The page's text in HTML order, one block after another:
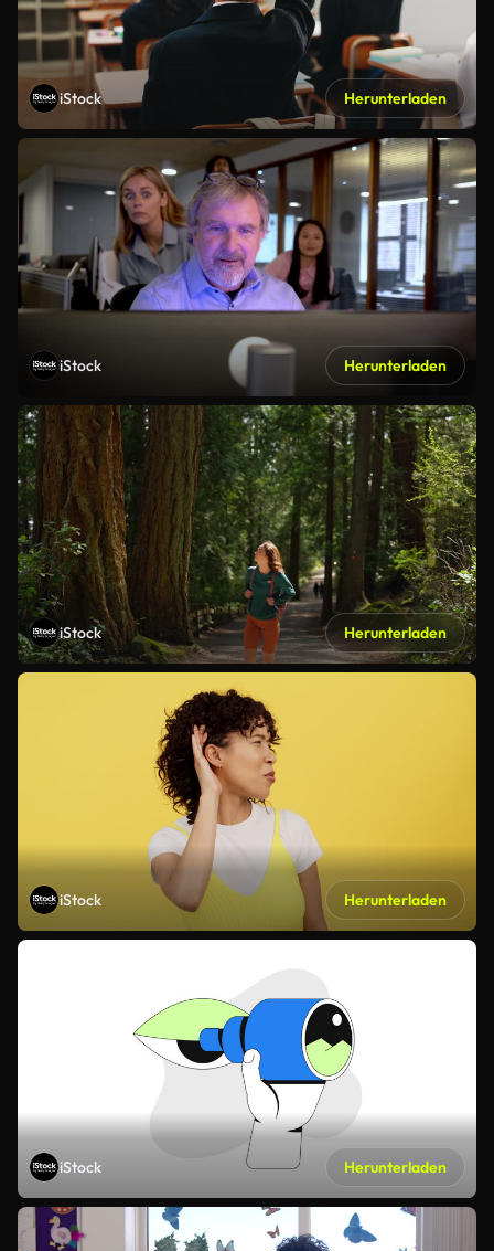
iStock Herunterladen
iStock Herunterladen
iStock Herunterladen
iStock Herunterladen
iStock Herunterladen